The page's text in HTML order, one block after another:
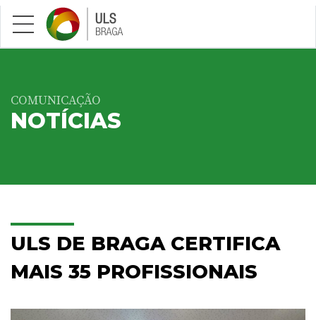
Saltar para conteúdo principal
COMUNICAÇÃO
NOTÍCIAS
ULS DE BRAGA CERTIFICA
MAIS 35 PROFISSIONAIS